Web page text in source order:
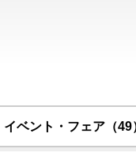
イベント・フェア（49